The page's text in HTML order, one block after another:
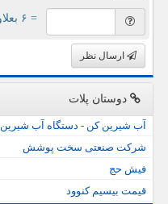
= ۶ بعلاوه ۳
ارسال نظر
دوستان پلات
آب شیرین کن - دستگاه آب
شرکت صنعتی سخت پوشش
فیش حج
قیمت بیسیم کنوود